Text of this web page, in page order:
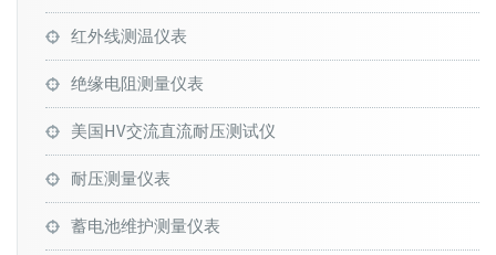
红外线测温仪表
绝缘电阻测量仪表
美国HV交流直流耐压测试仪
耐压测量仪表
蓄电池维护测量仪表